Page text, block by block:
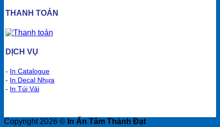
THANH TOÁN
DỊCH VỤ
-
In Catalogue
-
In Decal Nhựa
-
In Túi Vải
Copyright 2026 © In Ấn Tâm Thành Đạt